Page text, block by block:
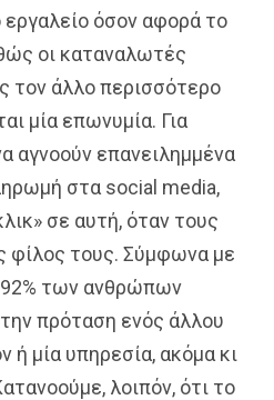
εργαλείο όσον αφορά το
οι καταναλωτές
τον άλλο περισσότερο
μία επωνυμία. Για
αγνοούν επανειλημμένα
στα social media,
σε αυτή, όταν τους
φίλος τους. Σύμφωνα με
92% των ανθρώπων
πρόταση ενός άλλου
ή μία υπηρεσία, ακόμα κι
λοιπόν, ότι το